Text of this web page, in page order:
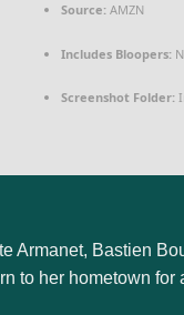
Source:AMZN
Includes Bloopers:
Screenshot Folder:
Armanet, Bastien
to her hometown